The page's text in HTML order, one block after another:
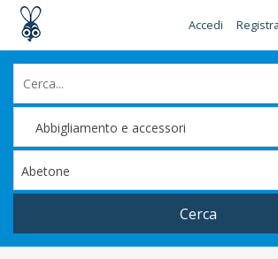
Accedi
Abbigliamento e accessori
Abetone
Cerca